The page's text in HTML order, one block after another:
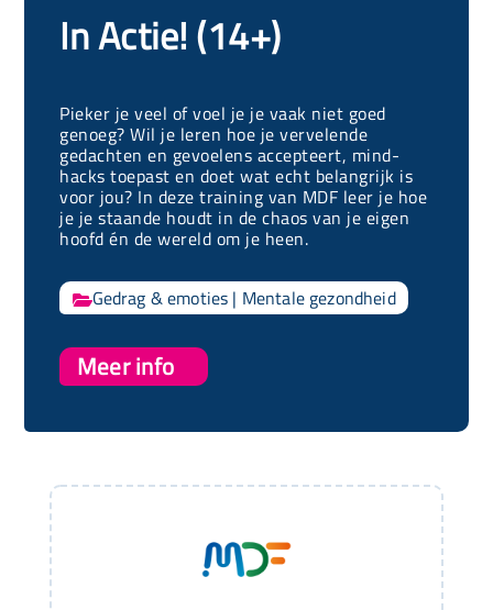
In Actie! (14+)
Pieker je veel of voel je je vaak niet goed
genoeg? Wil je leren hoe je vervelende
gedachten en gevoelens accepteert, mind-
hacks toepast en doet wat echt belangrijk is
voor jou? In deze training van MDF leer je hoe
je je staande houdt in de chaos van je eigen
hoofd én de wereld om je heen.
Gedrag & emoties | Mentale gezondheid
Meer info